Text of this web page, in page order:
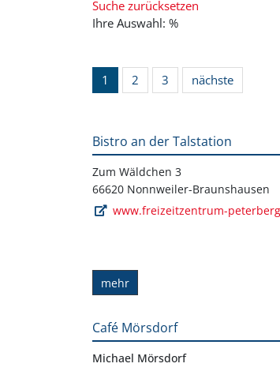
Suche zurücksetzen
Ihre Auswahl: %
1 2 3 nächste
Bistro an der Talstation
Zum Wäldchen 3
66620 Nonnweiler-Braunshausen
www.freizeitzentrum-
mehr
Café Mörsdorf
Michael Mörsdorf